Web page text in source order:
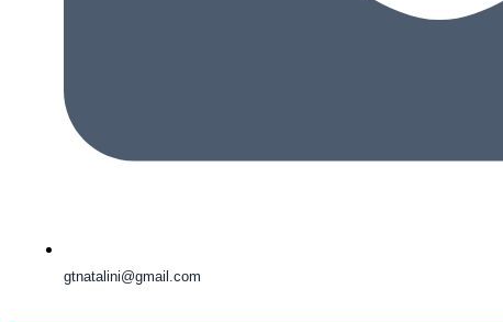
gtnatalini@gmail.com